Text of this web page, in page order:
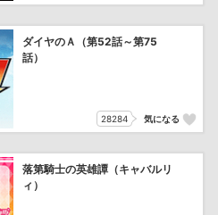
ダイヤのＡ（第52話～第75
話）
28284 気になる
落第騎士の英雄譚（キャバルリ
ィ）